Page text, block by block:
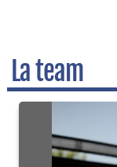
La team